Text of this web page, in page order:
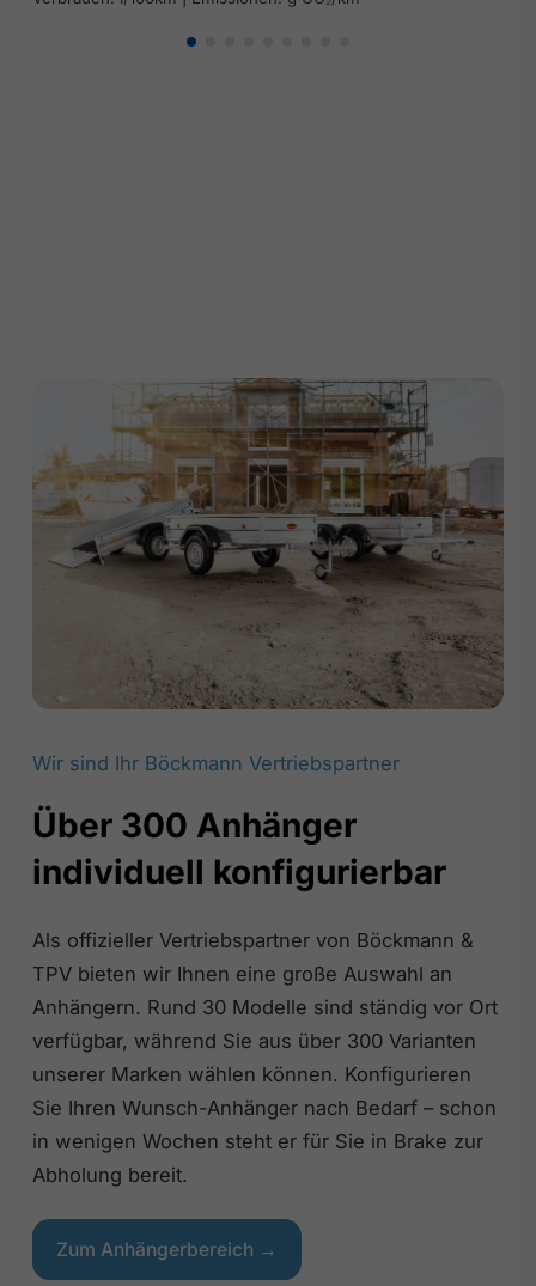
Wir sind Ihr Böckmann Vertriebspartner
Über 300 Anhänger
individuell konfigurierbar
Als offizieller Vertriebspartner von Böckmann &
TPV bieten wir Ihnen eine große Auswahl an
Anhängern. Rund 30 Modelle sind ständig vor Ort
verfügbar, während Sie aus über 300 Varianten
unserer Marken wählen können. Konfigurieren
Sie Ihren Wunsch-Anhänger nach Bedarf – schon
in wenigen Wochen steht er für Sie in Brake zur
Abholung bereit.
Zum Anhängerbereich →